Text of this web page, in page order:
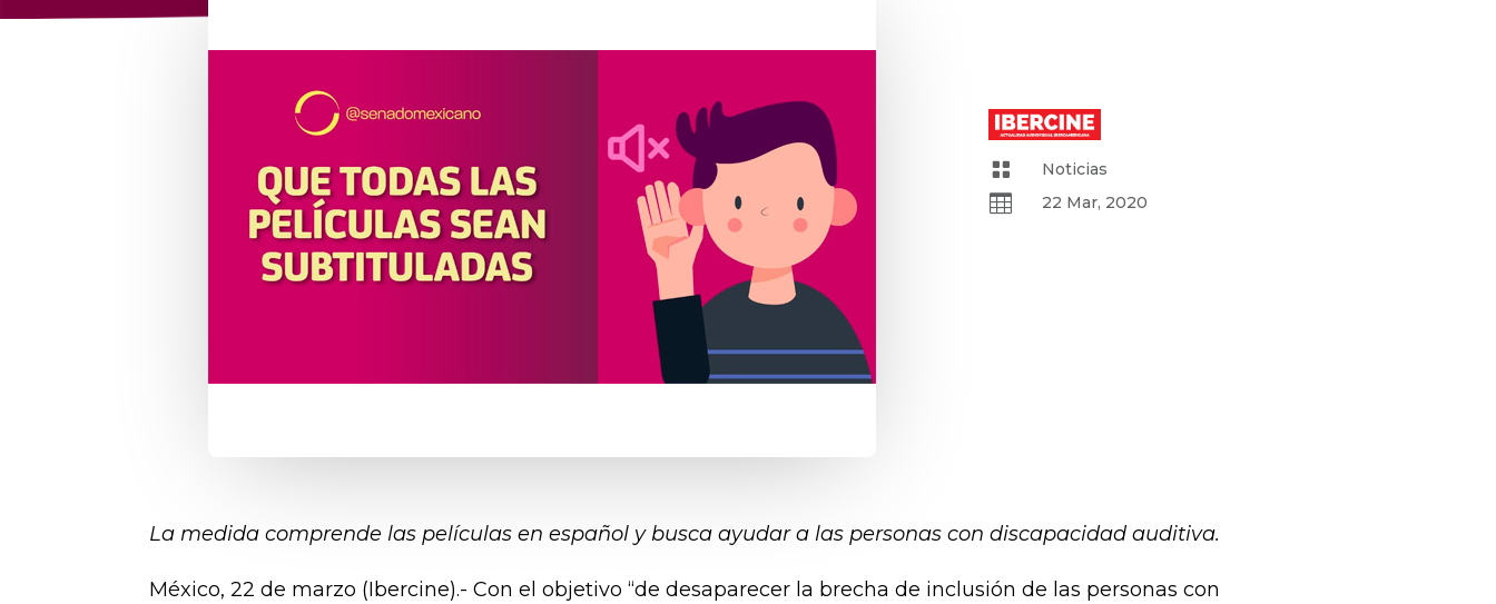
 Noticias
 22 Mar, 2020
La medida comprende las películas en español y busca ayudar a las personas con discapacidad auditiva.
México, 22 de marzo (Ibercine).- Con el objetivo “de desaparecer la brecha de inclusión de las personas con